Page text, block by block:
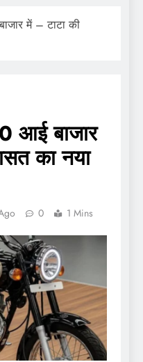
में – टाटा की
आई बाजार
का नया
0 1 Mins